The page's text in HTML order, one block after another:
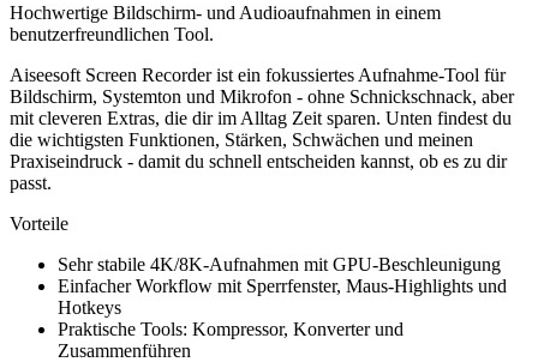
Hochwertige Bildschirm- und Audioaufnahmen in einem
benutzerfreundlichen Tool.
Aiseesoft Screen Recorder ist ein fokussiertes Aufnahme-Tool für
Bildschirm, Systemton und Mikrofon - ohne Schnickschnack, aber
mit cleveren Extras, die dir im Alltag Zeit sparen. Unten findest du
die wichtigsten Funktionen, Stärken, Schwächen und meinen
Praxiseindruck - damit du schnell entscheiden kannst, ob es zu dir
passt.
Vorteile
Sehr stabile 4K/8K-Aufnahmen mit GPU-Beschleunigung
Einfacher Workflow mit Sperrfenster, Maus-Highlights und
Hotkeys
Praktische Tools: Kompressor, Konverter und
Zusammenführen